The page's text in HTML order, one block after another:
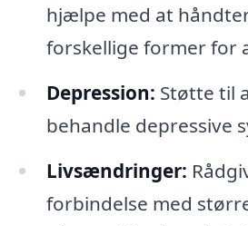
hjælpe med at
forskellige former for
Depression: Støtte til
behandle depressive
Livsændringer:
forbindelse med